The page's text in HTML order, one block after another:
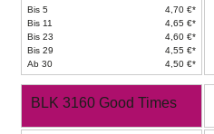
Bis 5
4,70 €*
Bis 11
4,65 €*
Bis 23
4,60 €*
Bis 29
4,55 €*
Ab 30
4,50 €*
BLK 3160 Good Times